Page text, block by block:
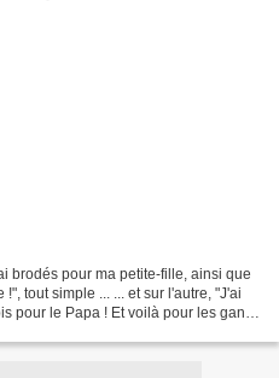
brodés pour ma petite-fille, ainsi que
tout simple ... ... et sur l'autre, "J'ai
pour le Papa ! Et voilà pour les gants,